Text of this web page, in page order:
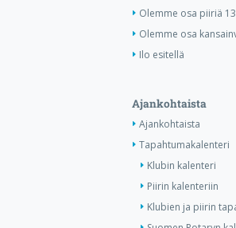
Olemme osa piiriä
Olemme osa
Ilo esitellä
Ajankohtaista
Ajankohtaista
Tapahtumakalenteri
Klubin kalenteri
Piirin kalenteriin
Klubien ja piirin